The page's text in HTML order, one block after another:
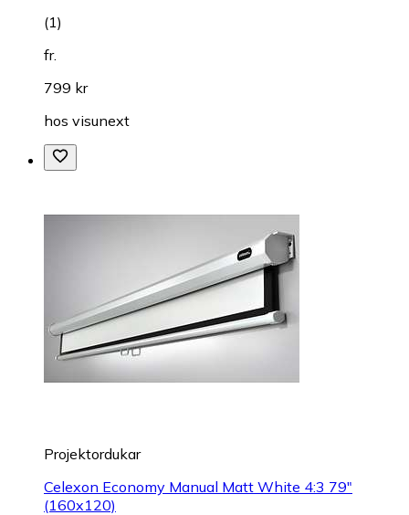
(1)
fr.
799 kr
hos visunext
Projektordukar
Celexon Economy Manual Matt White 4:3 79"
(160x120)